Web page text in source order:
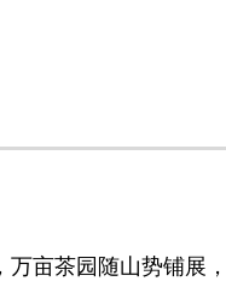
茶园随山势铺展，